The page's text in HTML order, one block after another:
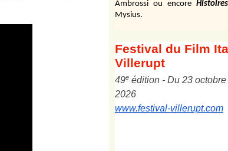
Ambrossi ou encore
Mysius.
Festival du Film
Villerupt
49e édition - Du 23 octobre
2026
www.festival-villerupt.com